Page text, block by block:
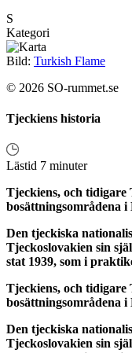
S
Kategori
Bild: Turkish Flame
© 2026 SO-rummet.se
Tjeckiens historia
Lästid 7 minuter
Tjeckiens, och tidigare
bosättningsområdena
Den tjeckiska
Tjeckoslovakien sin
stat 1939, som i
Tjeckiens, och tidigare
bosättningsområdena
Den tjeckiska
Tjeckoslovakien sin